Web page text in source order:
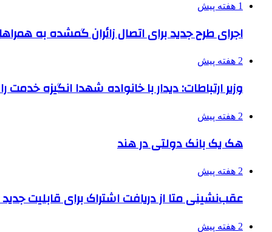
1 هفته پیش
اجرای طرح جدید برای اتصال زائران گمشده به
2 هفته پیش
وزیر ارتباطات: دیدار با خانواده شهدا انگیزه
2 هفته پیش
هک یک بانک دولتی در هند
2 هفته پیش
عقب‌نشینی متا از دریافت اشتراک برای قابلیت
2 هفته پیش